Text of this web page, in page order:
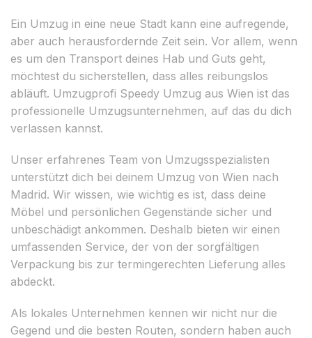
Ein Umzug in eine neue Stadt kann eine aufregende,
aber auch herausfordernde Zeit sein. Vor allem, wenn
es um den Transport deines Hab und Guts geht,
möchtest du sicherstellen, dass alles reibungslos
abläuft. Umzugprofi Speedy Umzug aus Wien ist das
professionelle Umzugsunternehmen, auf das du dich
verlassen kannst.
Unser erfahrenes Team von Umzugsspezialisten
unterstützt dich bei deinem Umzug von Wien nach
Madrid. Wir wissen, wie wichtig es ist, dass deine
Möbel und persönlichen Gegenstände sicher und
unbeschädigt ankommen. Deshalb bieten wir einen
umfassenden Service, der von der sorgfältigen
Verpackung bis zur termingerechten Lieferung alles
abdeckt.
Als lokales Unternehmen kennen wir nicht nur die
Gegend und die besten Routen, sondern haben auch